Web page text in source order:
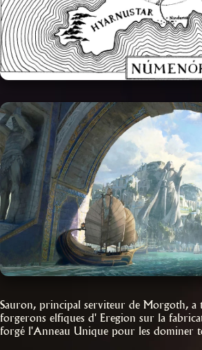
Sauron, principal serviteur de Morgoth, a
forgerons elfiques d' Eregion sur la
forgé l'Anneau Unique pour les dominer